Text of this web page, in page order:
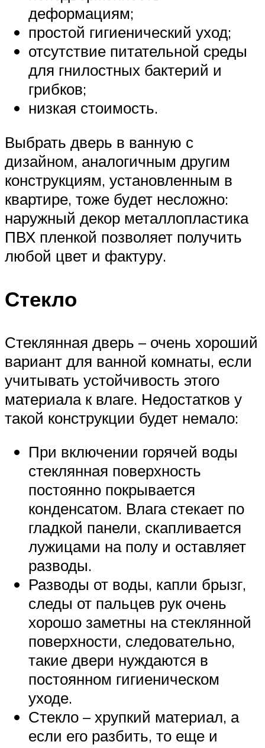
деформациям;
простой гигиенический уход;
отсутствие питательной среды
для гнилостных бактерий и
грибков;
низкая стоимость.
Выбрать дверь в ванную с
дизайном, аналогичным другим
конструкциям, установленным в
квартире, тоже будет несложно:
наружный декор металлопластика
ПВХ пленкой позволяет получить
любой цвет и фактуру.
Стекло
Стеклянная дверь – очень хороший
вариант для ванной комнаты, если
учитывать устойчивость этого
материала к влаге. Недостатков у
такой конструкции будет немало:
При включении горячей воды
стеклянная поверхность
постоянно покрывается
конденсатом. Влага стекает по
гладкой панели, скапливается
лужицами на полу и оставляет
разводы.
Разводы от воды, капли брызг,
следы от пальцев рук очень
хорошо заметны на стеклянной
поверхности, следовательно,
такие двери нуждаются в
постоянном гигиеническом
уходе.
Стекло – хрупкий материал, а
если его разбить, то еще и